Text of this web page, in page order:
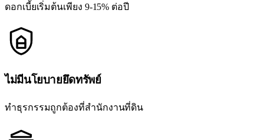
ดอกเบี้ยเริ่มต้นเพียง 9-15% ต่อปี
ไม่มีนโยบายยึดทรัพย์
ทำธุรกรรมถูกต้องที่สำนักงานที่ดิน